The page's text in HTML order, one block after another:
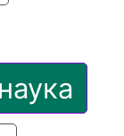
наука